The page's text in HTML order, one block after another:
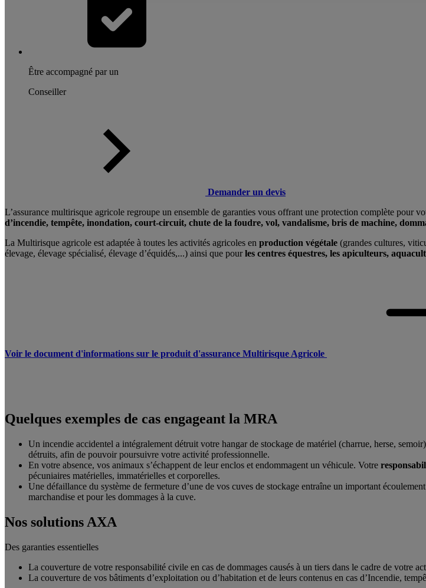
Être accompagné par un
Conseiller
Demander un devis
L’assurance multirisque agricole regroupe un ensemble de garanties vous offrant une protection complète
d’incendie, tempête, inondation, court-circuit, chute de la foudre, vol, vandalisme, bris de machine,
La Multirisque agricole est adaptée à toutes les activités agricoles en production végétale (grandes cultures,
élevage, élevage spécialisé, élevage d’équidés,...) ainsi que pourles centres équestres, les apiculteurs,
Voir le document d'informations sur le produit d'assurance Multirisque Agricole
Quelques exemples de cas engageant la MRA
Un incendie accidentel a intégralement détruit votre hangar de stockage de matériel (charrue, herse,
détruits, afin de pouvoir poursuivre votre activité professionnelle.
En votre absence, vos animaux s’échappent de leur enclos et endommagent un véhicule. Votre
pécuniaires matérielles, immatérielles et corporelles.
Une défaillance du système de fermeture d’une de vos cuves de stockage entraîne un important
marchandise et pour les dommages à la cuve.
Nos solutions AXA
Des garanties essentielles
La couverture de votre responsabilité civile en cas de dommages causés à un tiers dans le cadre de votre
La couverture de vos bâtiments d’exploitation ou d’habitation et de leurs contenus en cas d’Incendie,